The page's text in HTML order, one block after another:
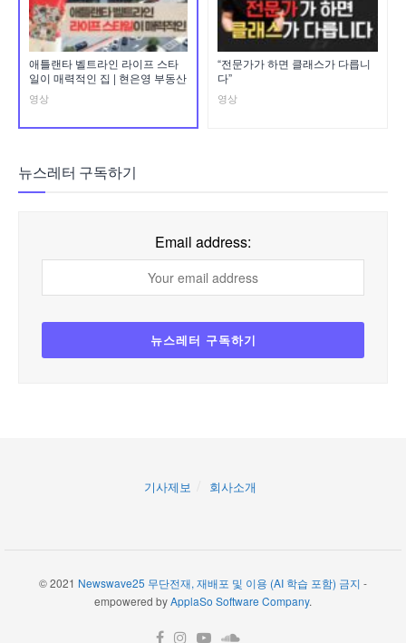
애틀랜타 벨트라인 라이프 스타
일이 매력적인 집 | 현은영 부동산
영상
“전문가가 하면 클래스가 다릅니
다”
영상
뉴스레터 구독하기
Email address:
기사제보 회사소개
© 2021 Newswave25 무단전재, 재배포 및 이용 (AI 학습 포함) 금지 -
empowered byApplaSo Software Company.